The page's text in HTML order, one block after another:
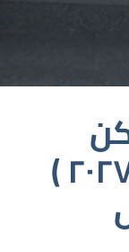
الجامعي (٢٠٢٦ -٢٠٢٧ )